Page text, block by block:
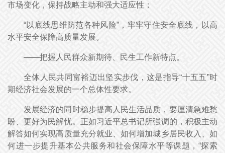
市场变化，保持战略主动和强大适应性；
“以底线思维防范各种风险”，牢牢守住安全底线，以高
水平安全保障高质量发展。
——把握人民群众新期待、民生工作新特点。
全体人民共同富裕迈出坚实步伐，这是指导“十五五”时
期经济社会发展的一个总体性要求。
发展经济的同时稳步提高人民生活品质，要厘清急难愁
盼、更好为民解忧。正如习近平总书记所强调的，积极主动
解答如何实现高质量充分就业、如何增加城乡居民收入、如
何进一步提升基本公共服务和社会保障水平等课题，“探索